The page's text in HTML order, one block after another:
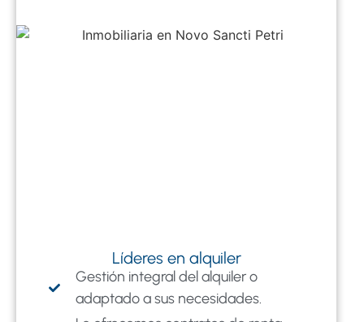
Líderes en alquiler
Gestión integral del alquiler o
adaptado a sus necesidades.